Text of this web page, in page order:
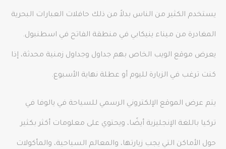
يستخدم الكثير من الناس بدلاً من ذلك حافلات العبارات البحرية
المغادرة من ميناء ينيكابي في منطقة الفاتح في اسطنبول.
يعرض موقع الويب الخاص بهم جداول وجداول زمنية محدثة، إذا
كنت ترغب في الزيارة لليوم أو عطلة نهاية الأسبوع.
يتم عرض الموقع الإلكتروني الرسمي للسياحة في يالوفا في
تركيا باللغة الإنجليزية أيضًا، ويحتوي على معلومات أكثر بكثير
حول الأماكن التي يجب زيارتها، والمعالم السياحية، والمأكولات